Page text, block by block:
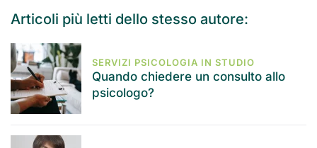
Articoli più letti dello stesso autore:
SERVIZI PSICOLOGIA IN STUDIO
Quando chiedere un consulto allo
psicologo?